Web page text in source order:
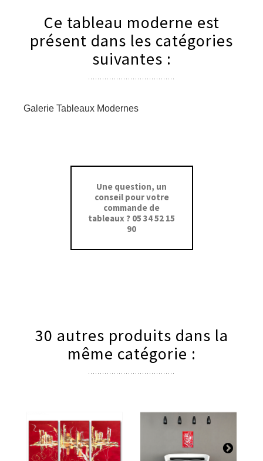
Ce tableau moderne est
présent dans les catégories
suivantes :
Galerie Tableaux Modernes
Une question, un
conseil pour votre
commande de
tableaux ? 05 34 52 15
90
30 autres produits dans la
même catégorie :